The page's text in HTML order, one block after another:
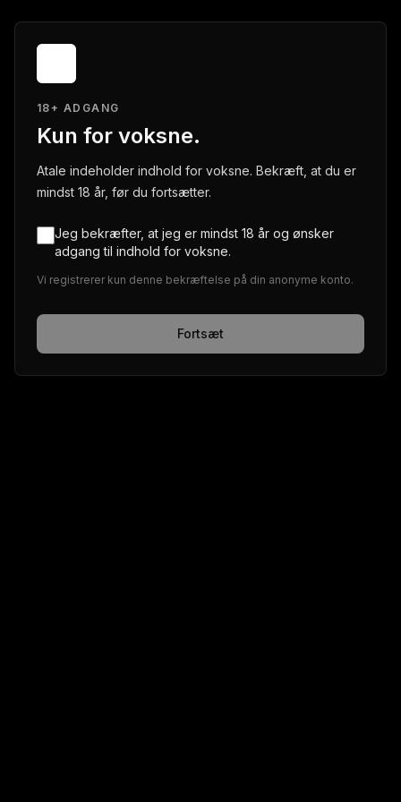
18+ ADGANG
Kun for voksne.
Atale indeholder indhold for voksne. Bekræft, at du er
mindst 18 år, før du fortsætter.
Jeg bekræfter, at jeg er mindst 18 år og ønsker
adgang til indhold for voksne.
Vi registrerer kun denne bekræftelse på din anonyme konto.
Fortsæt